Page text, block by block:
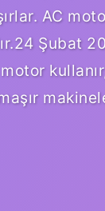
AC
Şubat